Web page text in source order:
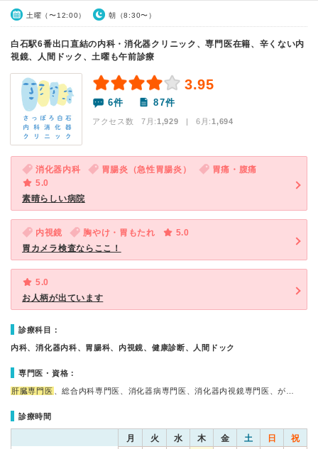
土曜（〜12:00） 朝（8:30〜）
白石駅6番出口直結の内科・消化器クリニック、専門医在籍、辛くない内
視鏡、人間ドック、土曜も午前診療
3.95
6件 87件
アクセス数 7月:1,929 | 6月:1,694
消化器内科 胃腸炎（急性胃腸炎）
胃痛・腹痛
5.0
素晴らしい病院
内視鏡 胸やけ・胃もたれ
5.0
胃カメラ検査ならここ！
5.0
お人柄が出ています
診療科目：
内科、消化器内科、胃腸科、内視鏡、健康診断、人間ドック
専門医・資格：
肝臓専門医 、総合内科専門医、消化器病専門医、消化器内視鏡専門医、が…
診療時間
月 火 水 木 金 土 日 祝